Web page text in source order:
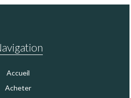
Accueil
Acheter